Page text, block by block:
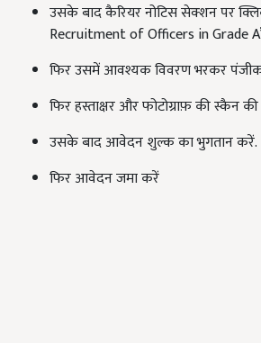
उसके बाद कैरियर नोटिस सेक्शन पर
Recruitment of Officers in Grade
फिर उसमें आवश्यक विवरण भरकर
फिर हस्ताक्षर और फोटोग्राफ़ की स्कैन
उसके बाद आवेदन शुल्क का भुगतान करें.
फिर आवेदन जमा करें